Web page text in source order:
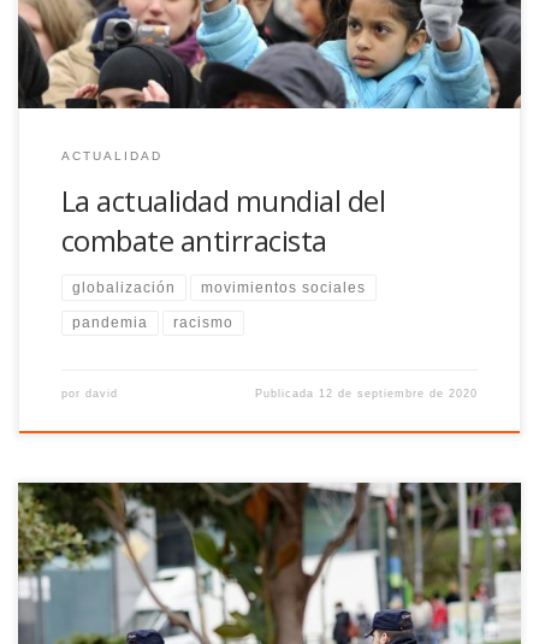
ACTUALIDAD
La actualidad mundial del
combate antirracista
globalización movimientos sociales
pandemia racismo
por david Publicada 12 de septiembre de 2020
Daniel Wagman, reconocido activista, se colocó en 2006 frente
a representantes de los grandes servicios policiales de España
para decirles que, como buena parte de la sociedad, ellos